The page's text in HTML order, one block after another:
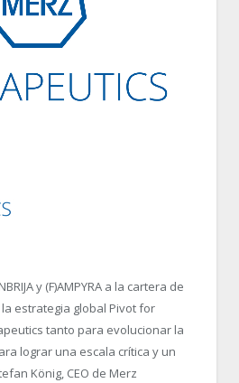
y (F)AMPYRA a la cartera de
estrategia global Pivot for
tanto para evolucionar la
lograr una escala crítica y un
König, CEO de Merz